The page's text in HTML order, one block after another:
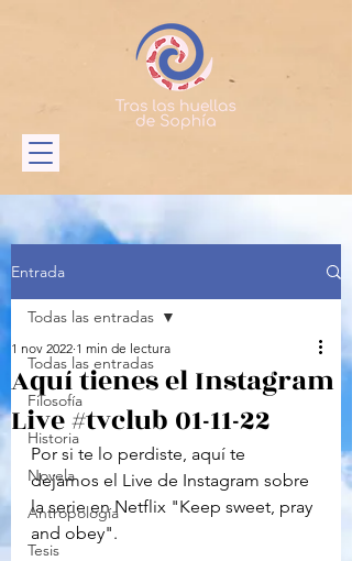
Entrada
Todas las entradas
Filosofía
Historia
Novela
Antropología
Tesis
Todas las entradas
Aquí tienes el Instagram
Live #tvclub 01-11-22
1 nov 2022 1 min de lectura
Por si te lo perdiste, aquí te
dejamos el Live de Instagram sobre
la serie en Netflix "Keep sweet, pray
and obey".